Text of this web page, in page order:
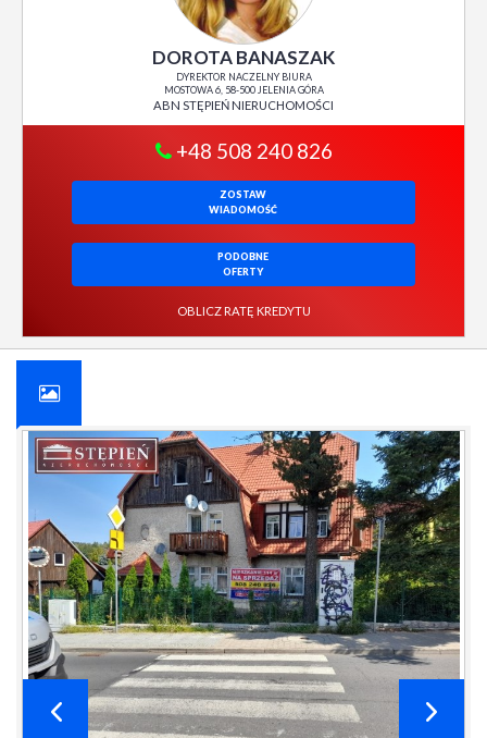
DOROTA BANASZAK
DYREKTOR NACZELNY BIURA
MOSTOWA 6, 58-500 JELENIA GÓRA
ABN STĘPIEŃ NIERUCHOMOŚCI
+48 508 240 826
ZOSTAW
WIADOMOŚĆ
PODOBNE
OFERTY
OBLICZ RATĘ KREDYTU